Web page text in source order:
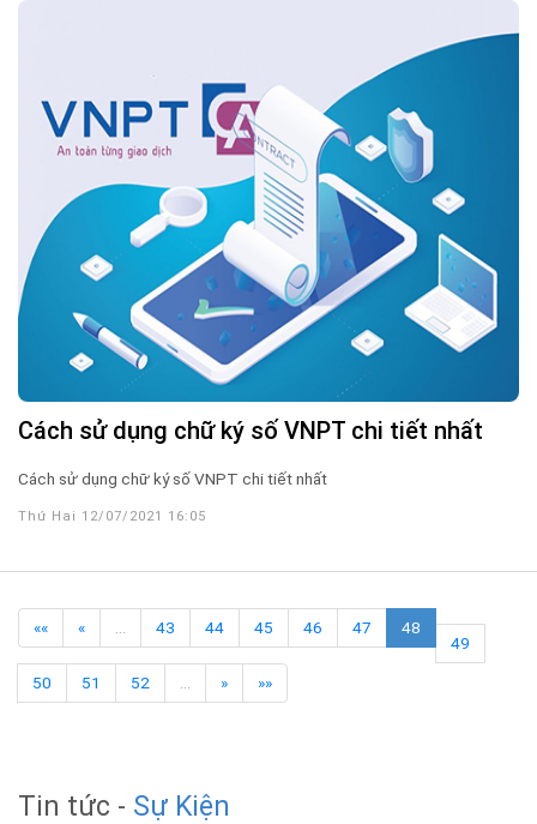
Cách sử dụng chữ ký số VNPT chi tiết nhất
Cách sử dụng chữ ký số VNPT chi tiết nhất
Thứ Hai 12/07/2021 16:05
«« « 43 44 45 46 47
48
49
50 51 52 » »»
Tin tức - Sự Kiện